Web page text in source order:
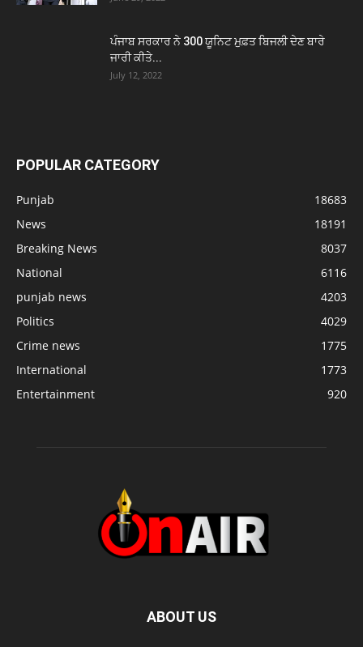
ਪੰਜਾਬ ਸਰਕਾਰ ਨੇ 300 ਯੂਨਿਟ ਮੁਫ਼ਤ ਬਿਜਲੀ ਦੇਣ ਬਾਰੇ
ਜਾਰੀ ਕੀਤੇ...
July 12, 2022
POPULAR CATEGORY
Punjab
18683
News
18191
Breaking News
8037
National
6116
punjab news
4203
Politics
4029
Crime news
1775
International
1773
Entertainment
920
ABOUT US